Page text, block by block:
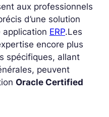
aux professionnels
d’une solution
application ERP.Les
encore plus
spécifiques, allant
peuvent
Oracle Certified